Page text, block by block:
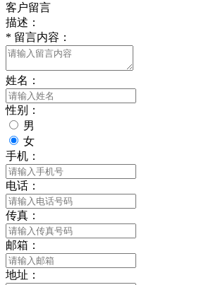
客户留言
描述：
* 留言内容：
姓名：
性别：
男
女
手机：
电话：
传真：
邮箱：
地址：